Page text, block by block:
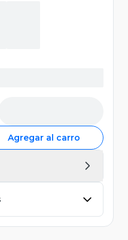
Agregar al carro